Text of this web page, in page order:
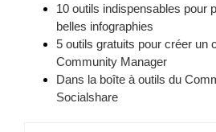
10 outils indispensables pour
belles infographies
5 outils gratuits pour créer un
Community Manager
Dans la boîte à outils du
Socialshare